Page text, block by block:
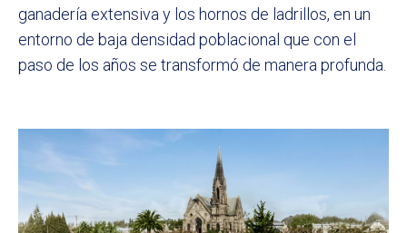
ganadería extensiva y los hornos de ladrillos, en un
entorno de baja densidad poblacional que con el
paso de los años se transformó de manera profunda.